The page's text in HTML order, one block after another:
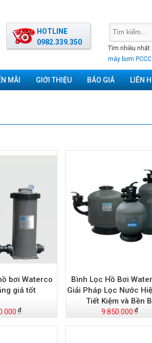
Tìm nhiều nhất:
máy bơm
HOTLINE
0982.339.350
MÃI GIỚI THIỆU BÁO GIÁ LIÊN
bơi Waterco
giá tốt
Bình Lọc Hồ Bơi
Giải Pháp Lọc Nước
Tiết Kiệm và Bền
9.850.000